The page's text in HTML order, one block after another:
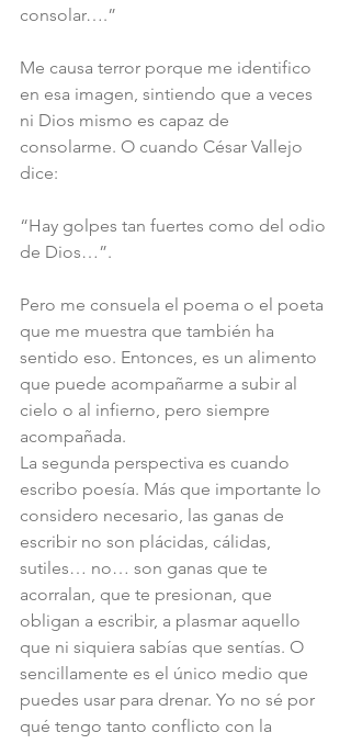
consolar….”
Me causa terror porque me identifico
en esa imagen, sintiendo que a veces
ni Dios mismo es capaz de
consolarme. O cuando César Vallejo
dice:
“Hay golpes tan fuertes como del odio
de Dios…”.
Pero me consuela el poema o el poeta
que me muestra que también ha
sentido eso. Entonces, es un alimento
que puede acompañarme a subir al
cielo o al infierno, pero siempre
acompañada.
La segunda perspectiva es cuando
escribo poesía. Más que importante lo
considero necesario, las ganas de
escribir no son plácidas, cálidas,
sutiles… no… son ganas que te
acorralan, que te presionan, que
obligan a escribir, a plasmar aquello
que ni siquiera sabías que sentías. O
sencillamente es el único medio que
puedes usar para drenar. Yo no sé por
qué tengo tanto conflicto con la